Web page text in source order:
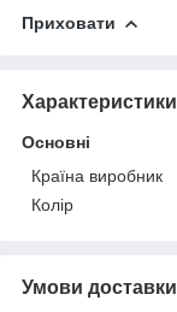
Приховати
Характеристики
Основні
Країна виробник
Колір
Умови доставки